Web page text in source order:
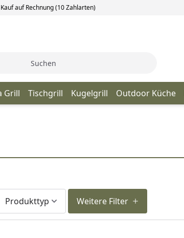
Kauf auf Rechnung (10 Zahlarten)
Grill Tischgrill Kugelgrill Outdoor Küche
Produkttyp Weitere Filter